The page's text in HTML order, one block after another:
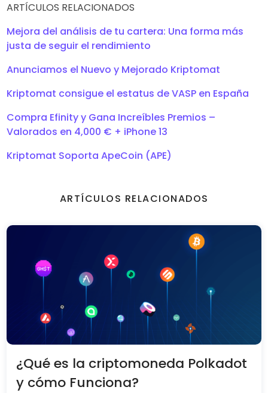
ARTÍCULOS RELACIONADOS
Mejora del análisis de tu cartera: Una forma más
justa de seguir el rendimiento
Anunciamos el Nuevo y Mejorado Kriptomat
Kriptomat consigue el estatus de VASP en España
Compra Efinity y Gana Increíbles Premios –
Valorados en 4,000 € + iPhone 13
Kriptomat Soporta ApeCoin (APE)
ARTÍCULOS RELACIONADOS
¿Qué es la criptomoneda Polkadot
y cómo Funciona?